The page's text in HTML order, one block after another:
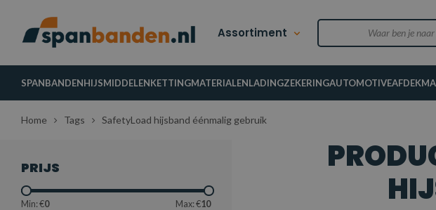
Assortiment
SPANBANDENHIJSMIDDELENKETTINGMATERIALENLADINGZEKERINGAUTOMOTIVE
Home Tags SafetyLoad hijsband éénmalig gebruik
PRIJS
Min: €0 Max: €10